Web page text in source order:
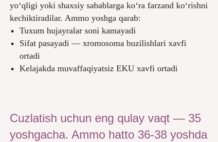
yo‘qligi yoki shaxsiy sabablarga ko‘ra farzand ko‘rishni
kechiktiradilar. Ammo yoshga qarab:
Tuxum hujayralar soni kamayadi
Sifat pasayadi — xromosoma buzilishlari xavfi
ortadi
Kelajakda muvaffaqiyatsiz EKU xavfi ortadi
Сuzlatish uchun eng qulay vaqt — 35
yoshgacha. Ammo hatto 36-38 yoshda